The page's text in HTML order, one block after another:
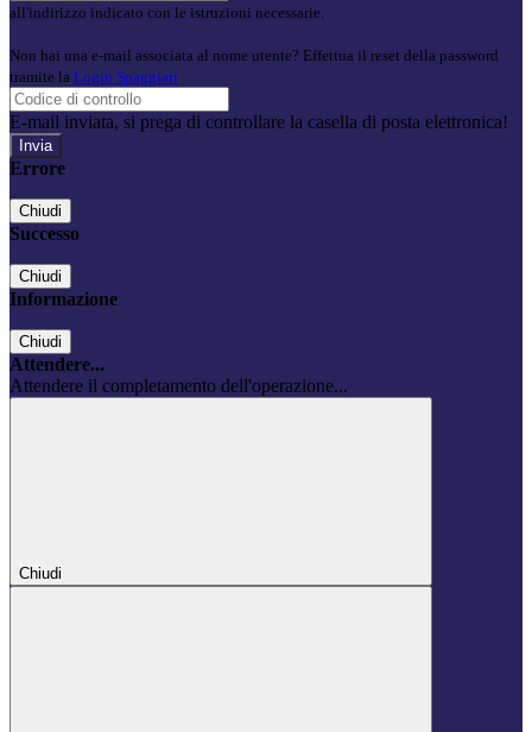
all'indirizzo indicato con le istruzioni necessarie.
Non hai una e-mail associata al nome utente? Effettua il reset della password
tramite la Login Spaggiari
E-mail inviata, si prega di controllare la casella di posta elettronica!
Errore
Chiudi
Successo
Chiudi
Informazione
Chiudi
Attendere...
Attendere il completamento dell'operazione...
Chiudi